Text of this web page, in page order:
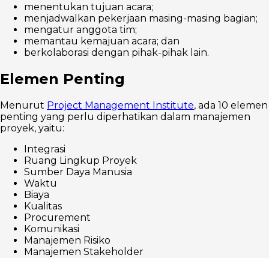
menentukan tujuan acara;
menjadwalkan pekerjaan masing-masing bagian;
mengatur anggota tim;
memantau kemajuan acara; dan
berkolaborasi dengan pihak-pihak lain.
Elemen Penting
Menurut Project Management Institute, ada 10 elemen
penting yang perlu diperhatikan dalam manajemen
proyek, yaitu:
Integrasi
Ruang Lingkup Proyek
Sumber Daya Manusia
Waktu
Biaya
Kualitas
Procurement
Komunikasi
Manajemen Risiko
Manajemen Stakeholder